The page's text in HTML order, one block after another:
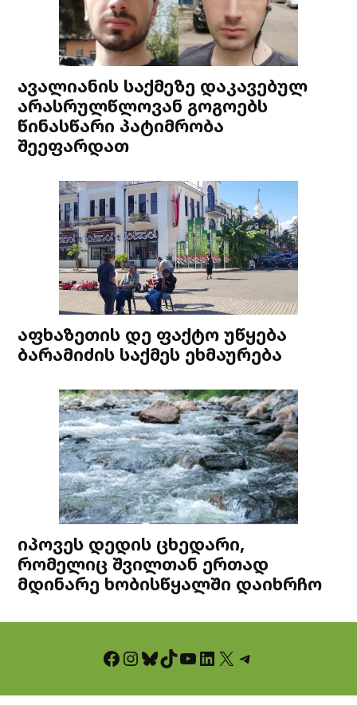
ავალიანის საქმეზე დაკავებულ
არასრულწლოვან გოგოებს
წინასწარი პატიმრობა
შეეფარდათ
აფხაზეთის დე ფაქტო უწყება
ბარამიძის საქმეს ეხმაურება
იპოვეს დედის ცხედარი,
რომელიც შვილთან ერთად
მდინარე ხობისწყალში დაიხრჩო
Facebook InstagramBluesky TikTok YouTube LinkedIn X Telegram